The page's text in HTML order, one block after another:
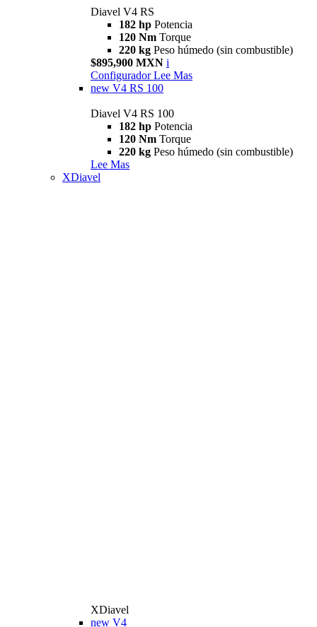
Diavel V4 RS
182 hp Potencia
120 Nm Torque
220 kg Peso húmedo (sin combustible)
$895,900 MXN i
Configurador Lee Mas
new V4 RS 100
Diavel V4 RS 100
182 hp Potencia
120 Nm Torque
220 kg Peso húmedo (sin combustible)
Lee Mas
XDiavel
XDiavel
new V4